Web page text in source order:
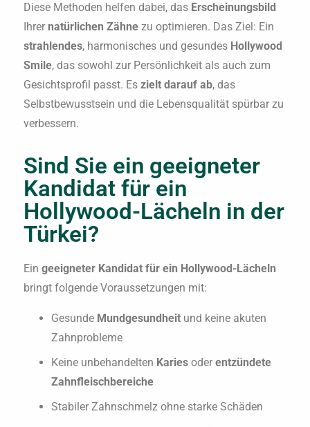
Diese Methoden helfen dabei, das Erscheinungsbild
Ihrer natürlichen Zähne zu optimieren. Das Ziel: Ein
strahlendes, harmonisches und gesundes Hollywood
Smile, das sowohl zur Persönlichkeit als auch zum
Gesichtsprofil passt. Es zielt darauf ab, das
Selbstbewusstsein und die Lebensqualität spürbar zu
verbessern.
Sind Sie ein geeigneter
Kandidat für ein
Hollywood-Lächeln in der
Türkei?
Ein geeigneter Kandidat für ein Hollywood-Lächeln
bringt folgende Voraussetzungen mit:
Gesunde Mundgesundheit und keine akuten
Zahnprobleme
Keine unbehandelten Karies oder entzündete
Zahnfleischbereiche
Stabiler Zahnschmelz ohne starke Schäden